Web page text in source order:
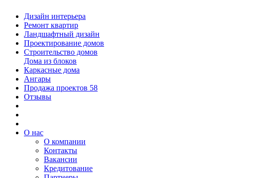
Дизайн интерьера
Ремонт квартир
Ландшафтный дизайн
Проектирование домов
Строительство домов
Дома из блоков
Каркасные дома
Ангары
Продажа проектов 58
Отзывы
О нас
О компании
Контакты
Вакансии
Кредитование